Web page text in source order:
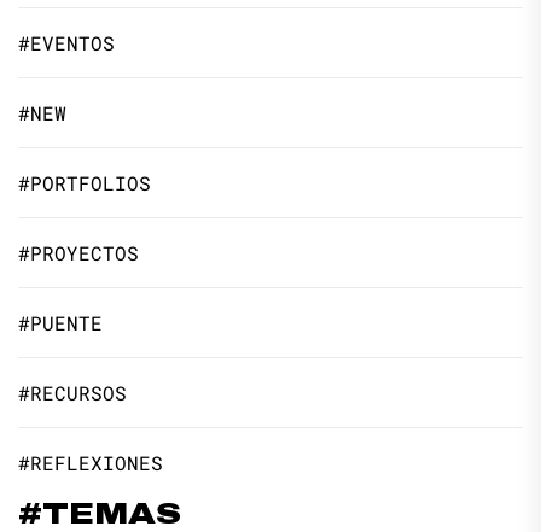
#EVENTOS
#NEW
#PORTFOLIOS
#PROYECTOS
#PUENTE
#RECURSOS
#REFLEXIONES
#TEMAS